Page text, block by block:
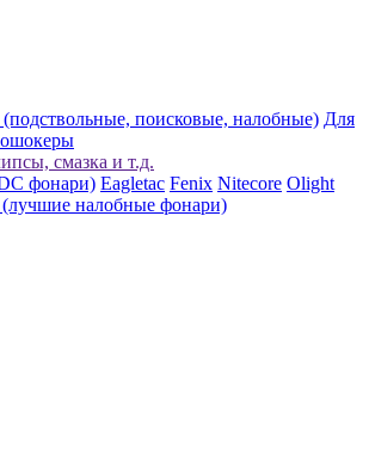
поисковые, налобные) Для
смазка и т.д.
фонари) Eagletac Fenix Nitecore Olight
(лучшие налобные фонари)